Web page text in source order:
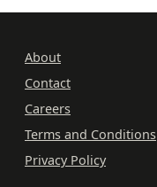
About
Contact
Careers
Terms and Conditions
Privacy Policy